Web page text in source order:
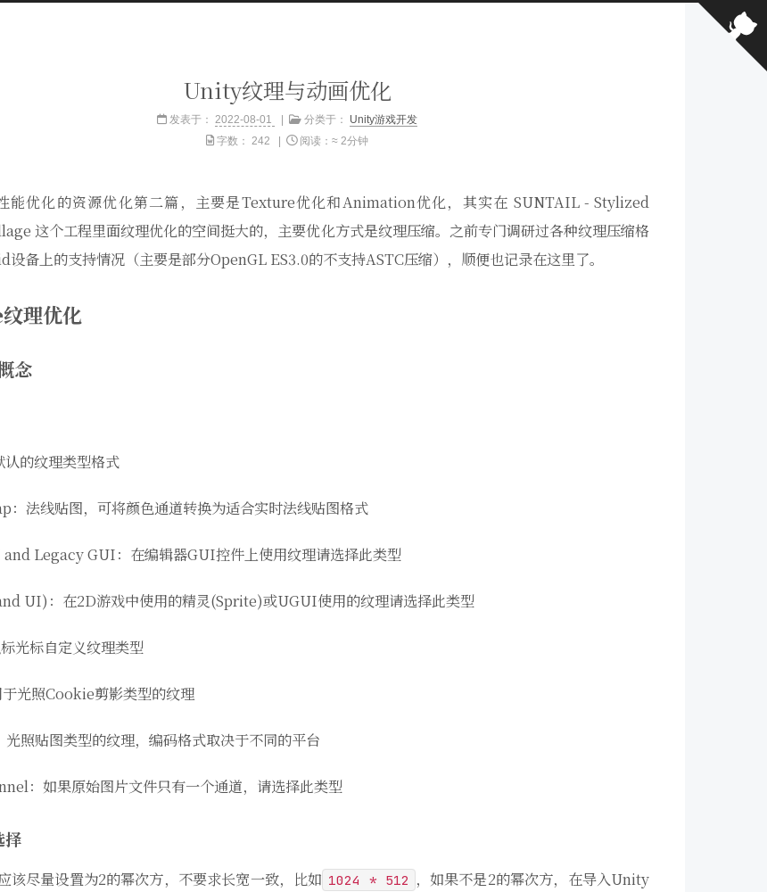
Unity纹理与动画优化
发表于：2022-08-01 分类于：
Unity游戏开发
字数： 242 阅读：≈ 2分钟
能优化的资源优化第二篇，主要是Texture优化和Animation优化，其实在 SUNTAIL - Stylized
这个工程里面纹理优化的空间挺大的，主要优化方式是纹理压缩。之前专门调研过各种纹理压缩格
备上的支持情况（主要是部分OpenGL ES3.0的不支持ASTC压缩），顺便也记录在这里了。
理优化
念
的纹理类型格式
法线贴图，可将颜色通道转换为适合实时法线贴图格式
Legacy GUI：在编辑器GUI控件上使用纹理请选择此类型
UI)：在2D游戏中使用的精灵(Sprite)或UGUI使用的纹理请选择此类型
光标自定义纹理类型
光照Cookie剪影类型的纹理
照贴图类型的纹理，编码格式取决于不同的平台
：如果原始图片文件只有一个通道，请选择此类型
择
该尽量设置为2的幂次方，不要求长宽一致，比如 1024 * 512 ，如果不是2的幂次方，在导入Unity